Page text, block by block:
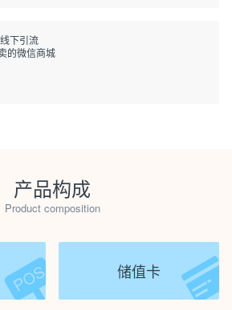
下引流
的微信商城
产品构成
Product composition
储值卡